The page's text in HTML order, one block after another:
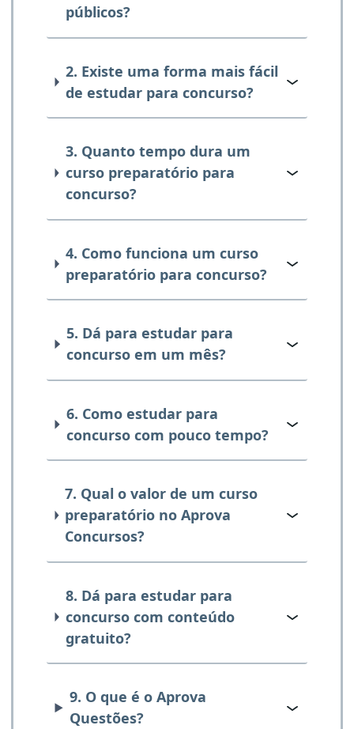
públicos?
2. Existe uma forma mais fácil
de estudar para concurso?
3. Quanto tempo dura um
curso preparatório para
concurso?
4. Como funciona um curso
preparatório para concurso?
5. Dá para estudar para
concurso em um mês?
6. Como estudar para
concurso com pouco tempo?
7. Qual o valor de um curso
preparatório no Aprova
Concursos?
8. Dá para estudar para
concurso com conteúdo
gratuito?
9. O que é o Aprova
Questões?